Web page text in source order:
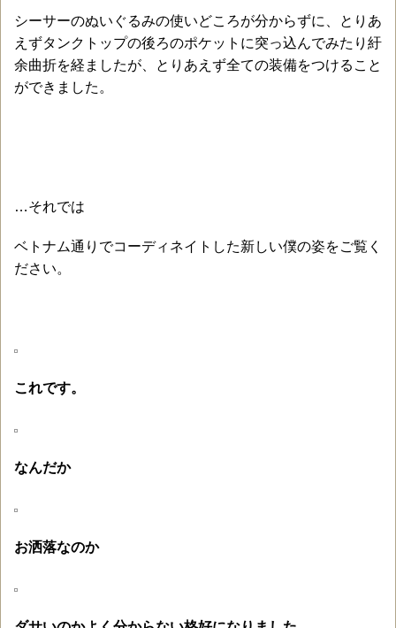
シーサーのぬいぐるみの使いどころが分からずに、とりあ
えずタンクトップの後ろのポケットに突っ込んでみたり紆
余曲折を経ましたが、とりあえず全ての装備をつけること
ができました。
…それでは
ベトナム通りでコーディネイトした新しい僕の姿をご覧く
ださい。
これです。
なんだか
お洒落なのか